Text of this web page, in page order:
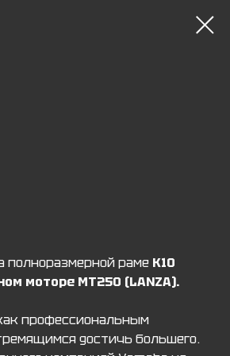
полноразмерной раме К10
моторе МТ250 (LANZA).
профессиональным
достичь большего.